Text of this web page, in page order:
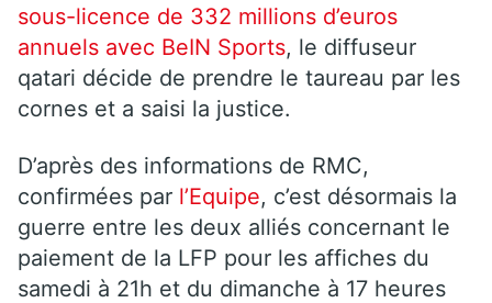
sous-licence de 332 millions d’euros
annuels avec BeIN Sports, le diffuseur
qatari décide de prendre le taureau par les
cornes et a saisi la justice.
D’après des informations de RMC,
confirmées par l’Equipe, c’est désormais la
guerre entre les deux alliés concernant le
paiement de la LFP pour les affiches du
samedi à 21h et du dimanche à 17 heures